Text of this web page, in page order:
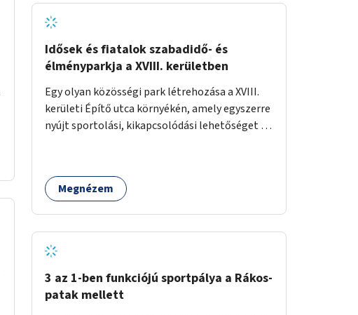
akadálymentesítés). Az útvonalak kijelölése és
koncepcióterv-szintű összekötése támogatná
a zöldutakon való közlekedést.
Idősek és fiatalok szabadidő- és
élményparkja a XVIII. kerületben
Egy olyan közösségi park létrehozása a XVIII.
kerületi Építő utca környékén, amely egyszerre
nyújt sportolási, kikapcsolódási lehetőséget az
Megnézem
3 az 1-ben funkciójú sportpálya a Rákos-
patak mellett